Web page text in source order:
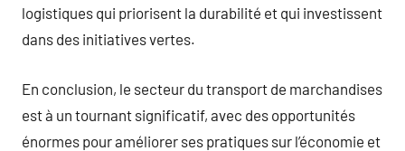
logistiques qui priorisent la durabilité et qui investissent
dans des initiatives vertes.
En conclusion, le secteur du transport de marchandises
est à un tournant significatif, avec des opportunités
énormes pour améliorer ses pratiques sur l’économie et